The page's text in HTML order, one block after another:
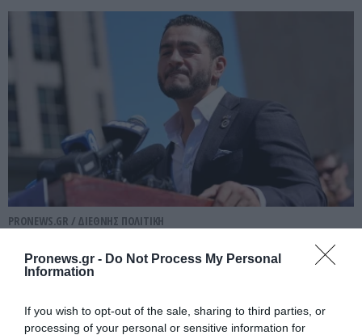
Pronews.gr - Do Not Process My Personal
Information
If you wish to opt-out of the sale, sharing to third parties, or
processing of your personal or sensitive information for
PRONEWS.GR / ΔΙΕΘΝΗΣ ΠΟΛΙΤΙΚΗ
Δημοκρατικοί: Νίκη ενός αιγυπτιακής
καταγωγής επιδημιολόγου στο
ισραηλινού λόμπι!